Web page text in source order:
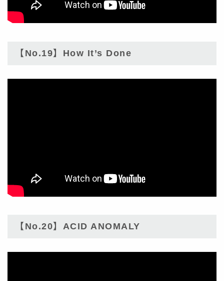
【No.19】How It’s Done
【No.20】ACID ANOMALY